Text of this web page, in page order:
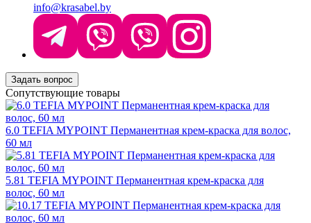
info@krasabel.by
Задать вопрос
Сопутствующие товары
6.0 TEFIA MYPOINT Перманентная крем-краска для волос,
60 мл
5.81 TEFIA MYPOINT Перманентная крем-краска для
волос, 60 мл